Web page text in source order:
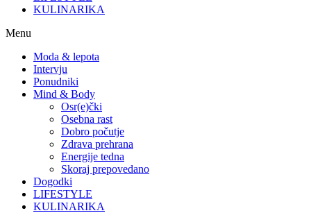
KULINARIKA
Menu
Moda & lepota
Intervju
Ponudniki
Mind & Body
Osr(e)čki
Osebna rast
Dobro počutje
Zdrava prehrana
Energije tedna
Skoraj prepovedano
Dogodki
LIFESTYLE
KULINARIKA